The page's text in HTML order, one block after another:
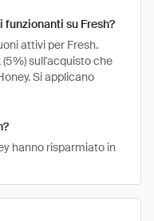
su Fresh?
attivi per Fresh.
sull'acquisto che
Si applicano
hanno risparmiato in